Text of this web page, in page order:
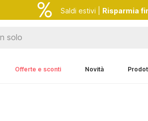
Saldi estivi | Risparmia
Offerte e sconti Novità